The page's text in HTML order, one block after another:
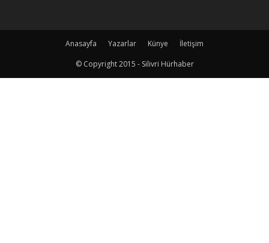
Anasayfa Yazarlar Künye
İletişim
© Copyright 2015 - Silivri Hürhaber